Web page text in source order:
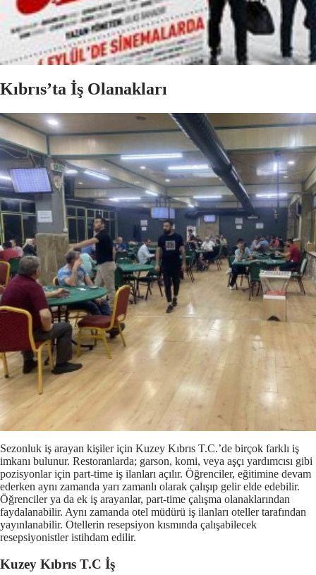
Kıbrıs’ta İş Olanakları
Sezonluk iş arayan kişiler için Kuzey Kıbrıs T.C.’de birçok farklı iş
imkanı bulunur. Restoranlarda; garson, komi, veya aşçı yardımcısı gibi
pozisyonlar için part-time iş ilanları açılır. Öğrenciler, eğitimine devam
ederken aynı zamanda yarı zamanlı olarak çalışıp gelir elde edebilir.
Öğrenciler ya da ek iş arayanlar, part-time çalışma olanaklarından
faydalanabilir. Aynı zamanda otel müdürü iş ilanları oteller tarafından
yayınlanabilir. Otellerin resepsiyon kısmında çalışabilecek
resepsiyonistler istihdam edilir.
Kuzey Kıbrıs T.C İş